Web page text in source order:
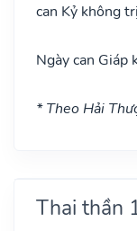
can Kỷ không
Ngày can Giáp
* Theo Hải
Thai thần